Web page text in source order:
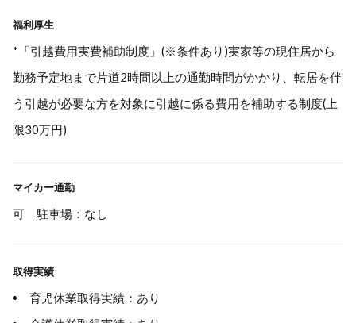
福利厚生
*「引越費用実費補助制度」(※条件あり)実家等の現住居から
勤務予定地まで片道2時間以上の通勤時間がかかり、転居を伴
う引越が必要な方を対象に引越に係る費用を補助する制度(上
限30万円)
マイカー通勤
可 駐車場：なし
取得実績
育児休業取得実績：あり